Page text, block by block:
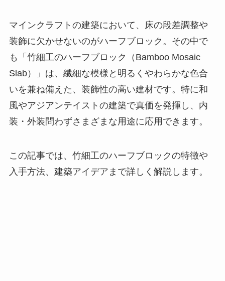
マインクラフトの建築において、床の段差調整や
装飾に欠かせないのがハーフブロック。その中で
も「竹細工のハーフブロック（Bamboo Mosaic
Slab）」は、繊細な模様と明るくやわらかな色合
いを兼ね備えた、装飾性の高い建材です。特に和
風やアジアンテイストの建築で真価を発揮し、内
装・外装問わずさまざまな用途に応用できます。
この記事では、竹細工のハーフブロックの特徴や
入手方法、建築アイデアまで詳しく解説します。